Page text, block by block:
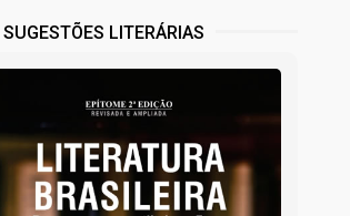
SUGESTÕES LITERÁRIAS